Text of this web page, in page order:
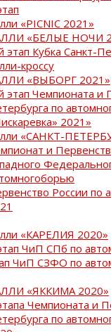
«PICNIC 2021»
«БЕЛЫЕ НОЧИ
этап Кубка Санкт-
кроссу
«ВЫБОРГ 2021»
этап Чемпионата и
по
2021»
«САНКТ-
и
России по
«КАРЕЛИЯ 2020»
ЧиП СПб по
ЧиП СЗФО по
«ЯККИМА 2020»
Чемпионата и
по